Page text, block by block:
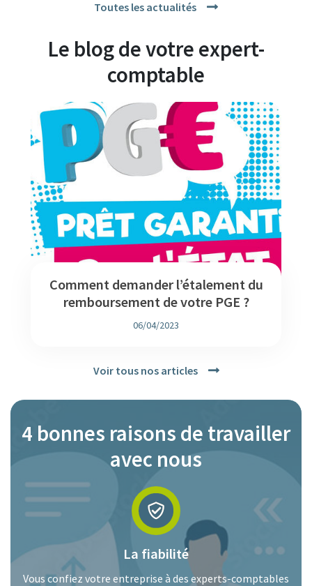
Toutes les actualités
Le blog de votre expert-
comptable
Comment demander l’étalement du
remboursement de votre PGE ?
06/04/2023
Voir tous nos articles
4 bonnes raisons de travailler
avec nous
La fiabilité
Vous confiez votre entreprise à des experts-comptables